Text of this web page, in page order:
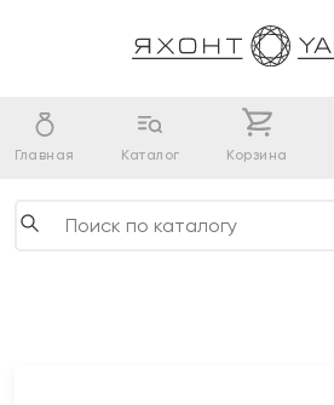
Главная Каталог Корзина